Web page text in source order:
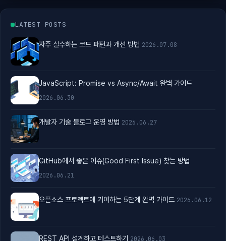
LATEST POSTS
자주 실수하는 코드 패턴과 개선 방법 2026.07.08
JavaScript: Promise vs Async/Await 완벽 가이드
2026.06.30
개발자 기술 블로그 운영 방법 2026.06.27
GitHub에서 좋은 이슈(Good First Issue) 찾는 방법
2026.06.21
오픈소스 프로젝트에 기여하는 5단계 완벽 가이드 2026.06.12
REST API 설계하고 테스트하기 2026.06.03